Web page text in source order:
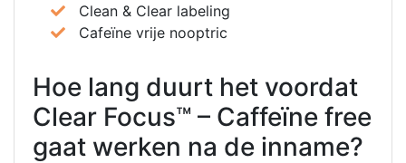
Clean & Clear labeling
Cafeïne vrije nooptric
Hoe lang duurt het voordat
Clear Focus™ – Caffeïne free
gaat werken na de inname?